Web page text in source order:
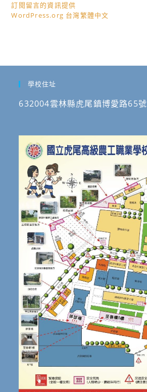
訂閱留言的資訊提供
WordPress.org 台灣繁體中文
學校住址
632004雲林縣虎尾鎮博愛路65號